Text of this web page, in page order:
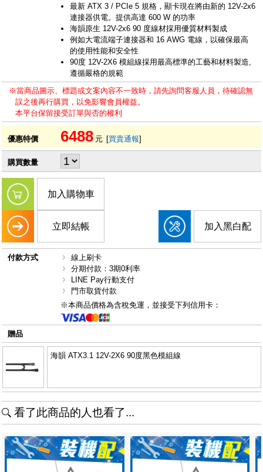
最新 ATX 3 / PCIe 5 規格，顯卡現在將由新的 12V-2x6
連接器供電。提供高達 600 W 的功率
海韻原生 12V-2x6 90 度線材採用優質材料製成
例如大電流端子連接器和 16 AWG 電線，以確保最高
的使用性能和安全性
90度 12V-2X6 模組線採用最高標準的工藝和材料製造,
遵循嚴格的規範
※當商品圖示、標題或文案內容不一致時，請先詢問客服人員，待確認無
誤之後再行購買，以免影響會員權益。
本平台保留接受訂單與否的權利
優惠特價 6488 元 [買貴通報]
購買數量
加入購物車
立即結帳 加入黑白配
付款方式
線上刷卡
分期付款：3期0利率
LINE Pay行動支付
門市取貨付款
※本商品價格為含稅免運，並接受下列信用卡：
贈品
海韻 ATX3.1 12V-2X6 90度黑色模組線
看了此商品的人也看了...